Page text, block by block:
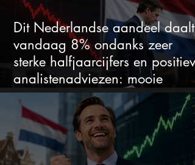
Dit Nederlandse aandeel daalt
vandaag 8% ondanks zeer
sterke halfjaarcijfers en positieve
analistenadviezen: mooie
koopkans?